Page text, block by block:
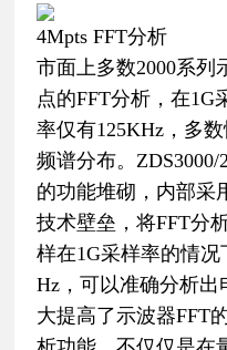
4Mpts FFT分析
市面上多数2000系列
点的FFT分析，在1G
率仅有125KHz，多
频谱分布。
的功能堆砌，内部采
技术壁垒，将FFT分
样在1G采样率的情
Hz，可以准确分析
大提高了示波器FFT